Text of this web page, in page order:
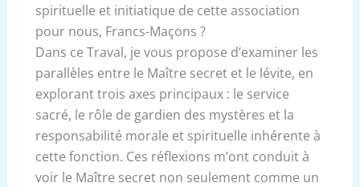
spirituelle et initiatique de cette association
pour nous, Francs-Maçons ?
Dans ce Traval, je vous propose d’examiner les
parallèles entre le Maître secret et le lévite, en
explorant trois axes principaux : le service
sacré, le rôle de gardien des mystères et la
responsabilité morale et spirituelle inhérente à
cette fonction. Ces réflexions m’ont conduit à
voir le Maître secret non seulement comme un